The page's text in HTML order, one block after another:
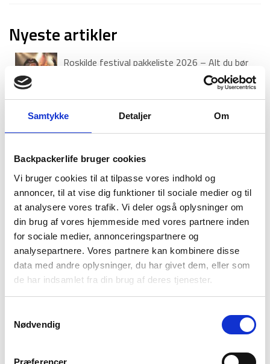
Samtykke Detaljer Om
Backpackerlife bruger cookies
Vi bruger cookies til at tilpasse vores indhold og
annoncer, til at vise dig funktioner til sociale medier og til
at analysere vores trafik. Vi deler også oplysninger om
din brug af vores hjemmeside med vores partnere inden
for sociale medier, annonceringspartnere og
analysepartnere. Vores partnere kan kombinere disse
data med andre oplysninger, du har givet dem, eller som
de har indsamlet fra din brug af deres tjenester.
Nødvendig
Præferencer
Nyeste artikler
Roskilde festival pakkeliste 2026 – Alt du bør
18. juni 2026
Guide til Grøn Koncert 2026: Alt du skal vide –
inkl. pakkeliste
26. marts 2026
Backpacking i 2026: 10 destinationer du ikke må
23. december 2025
Via Ferrata – Alt du skal vide om den populære
klatrerute
1. april 2025
Håndbagage regler: Hvad du må og ikke må
medbringe
27. marts 2025